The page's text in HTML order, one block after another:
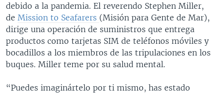
debido a la pandemia. El reverendo Stephen Miller,
de Mission to Seafarers (Misión para Gente de Mar),
dirige una operación de suministros que entrega
productos como tarjetas SIM de teléfonos móviles y
bocadillos a los miembros de las tripulaciones en los
buques. Miller teme por su salud mental.
“Puedes imaginártelo por ti mismo, has estado